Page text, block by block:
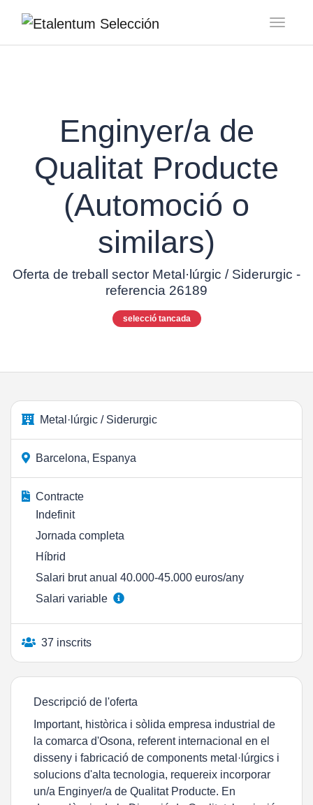
Enginyer/a de
Qualitat Producte
(Automoció o
similars)
Oferta de treball sector Metal·lúrgic / Siderurgic -
referencia 26189
selecció tancada
Metal·lúrgic / Siderurgic
Barcelona, Espanya
Contracte
Indefinit
Jornada completa
Híbrid
Salari brut anual 40.000-45.000 euros/any
Salari variable
37 inscrits
Descripció de l'oferta
Important, històrica i sòlida empresa industrial de
la comarca d'Osona, referent internacional en el
disseny i fabricació de components metal·lúrgics i
solucions d'alta tecnologia, requereix incorporar
un/a Enginyer/a de Qualitat Producte. En